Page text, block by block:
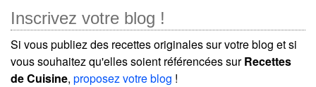
Inscrivez votre blog !
Si vous publiez des recettes originales sur votre blog et si
vous souhaitez qu'elles soient référencées surRecettes
de Cuisine, proposez votre blog !